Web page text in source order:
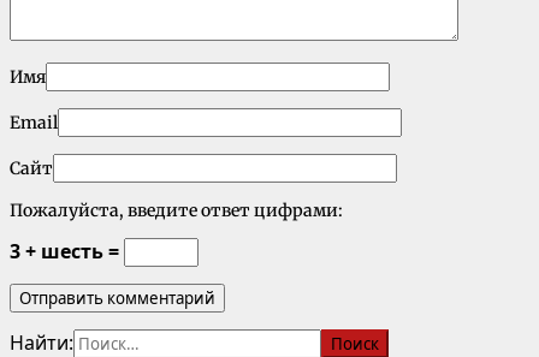
Имя
Email
Сайт
Пожалуйста, введите ответ цифрами:
3 + шесть =
Найти: